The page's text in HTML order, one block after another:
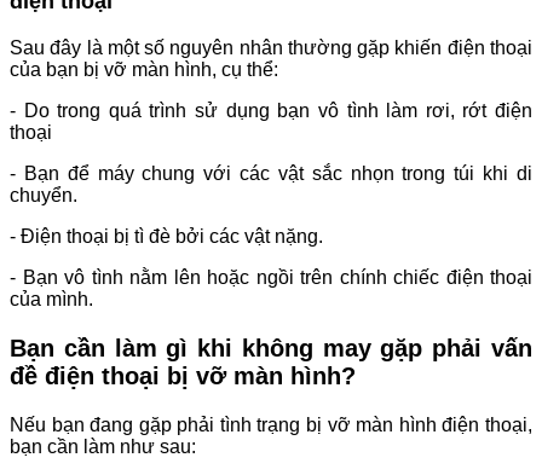
Sau đây là một số nguyên nhân thường gặp khiến điện thoại
của bạn bị vỡ màn hình, cụ thể:
- Do trong quá trình sử dụng bạn vô tình làm rơi, rớt điện
thoại
- Bạn để máy chung với các vật sắc nhọn trong túi khi di
chuyển.
- Điện thoại bị tì đè bởi các vật nặng.
- Bạn vô tình nằm lên hoặc ngồi trên chính chiếc điện thoại
của mình.
Bạn cần làm gì khi không may gặp phải vấn
đề điện thoại bị vỡ màn hình?
Nếu bạn đang gặp phải tình trạng bị vỡ màn hình điện thoại,
bạn cần làm như sau: